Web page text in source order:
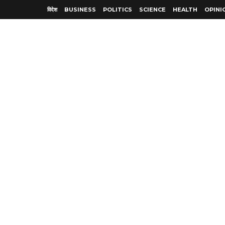
विदेश BUSINESS POLITICS SCIENCE HEALTH